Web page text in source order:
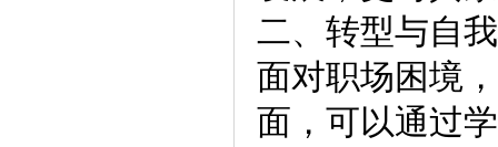
二、转型与自
面对职场困境
面，可以通过